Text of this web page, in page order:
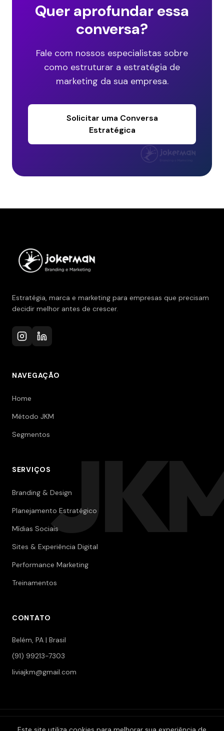
Quer aprofundar essa
conversa?
Fale com nossos especialistas sobre
como estruturar a estratégia de
marketing da sua empresa.
Solicitar uma Conversa
Estratégica
Estratégia, marca e marketing para empresas que precisam
decidir melhor antes de crescer.
NAVEGAÇÃO
Home
Método JKM
Segmentos
SERVIÇOS
Branding & Design
Planejamento Estratégico
Mídias Sociais
Sites & Experiência Digital
Performance Marketing
Treinamentos
CONTATO
Belém, PA | Brasil
(91) 99213-7303
liviajkm@gmail.com
© 2006-2026 Jokerman — Branding & Marketing. Todos os